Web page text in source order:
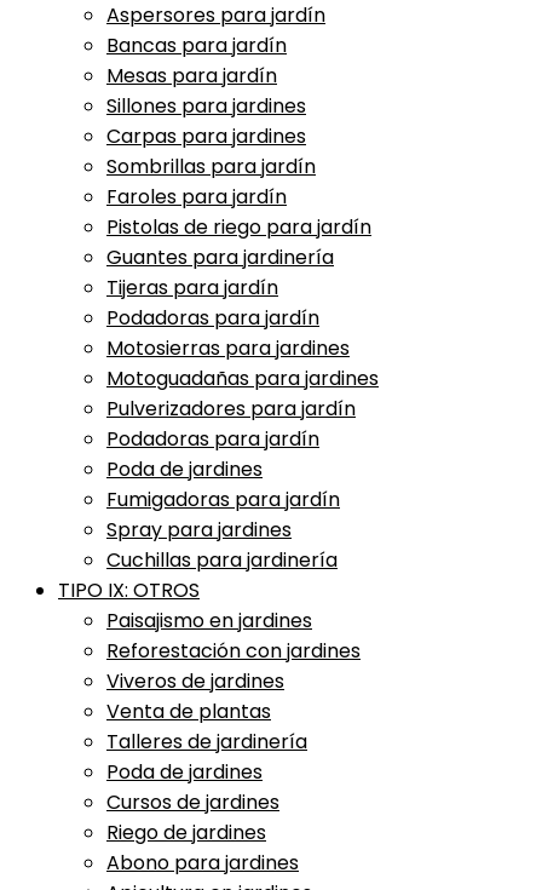
Aspersores para jardín
Bancas para jardín
Mesas para jardín
Sillones para jardines
Carpas para jardines
Sombrillas para jardín
Faroles para jardín
Pistolas de riego para jardín
Guantes para jardinería
Tijeras para jardín
Podadoras para jardín
Motosierras para jardines
Motoguadañas para jardines
Pulverizadores para jardín
Podadoras para jardín
Poda de jardines
Fumigadoras para jardín
Spray para jardines
Cuchillas para jardinería
TIPO IX: OTROS
Paisajismo en jardines
Reforestación con jardines
Viveros de jardines
Venta de plantas
Talleres de jardinería
Poda de jardines
Cursos de jardines
Riego de jardines
Abono para jardines